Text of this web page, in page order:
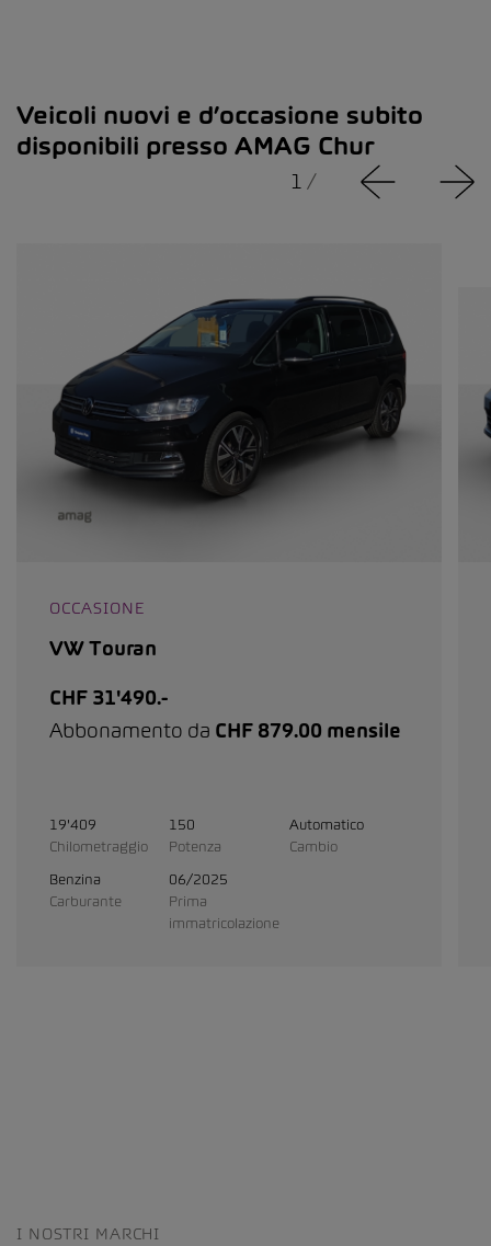
Veicoli nuovi e d’occasione subito
disponibili presso AMAG Chur
1 /
OCCASIONE
VW Touran
CHF 31'490.-
Abbonamento da CHF 879.00 mensile
19'409
Chilometraggio
150
Potenza
Automatico
Cambio
Benzina
Carburante
06/2025
Prima
immatricolazione
I NOSTRI MARCHI